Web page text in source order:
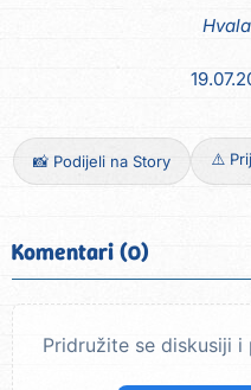
Hvala
📸 Podijeli na Story ⚠️
Komentari (0)
Pridružite se diskusiji